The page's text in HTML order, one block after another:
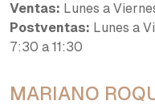
Ventas: Lunes a
Postventas: Lunes a
7:30 a 11:30
MARIANO